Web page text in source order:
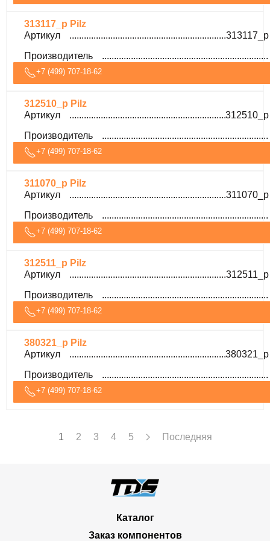
313117_p Pilz
Артикул
313117_p
Производитель
+7 (499) 707-18-62
312510_p Pilz
Артикул
312510_p
Производитель
+7 (499) 707-18-62
311070_p Pilz
Артикул
311070_p
Производитель
+7 (499) 707-18-62
312511_p Pilz
Артикул
312511_p
Производитель
+7 (499) 707-18-62
380321_p Pilz
Артикул
380321_p
Производитель
+7 (499) 707-18-62
1 2 3 4 5 Последняя
Каталог
Заказ компонентов